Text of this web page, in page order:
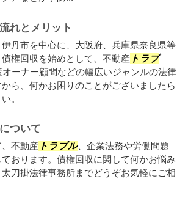
れとメリット
丹市を中心に、大阪府、兵庫県奈良県等
権回収を始めとして、不動産 トラブ
ーナー顧問などの幅広いジャンルの法律
ら、何かお困りのことがございましたら
。
ついて
不動産 トラブル、企業法務や労働問題
おります。債権回収に関して何かお悩み
刀掛法律事務所までどうぞお気軽にご相